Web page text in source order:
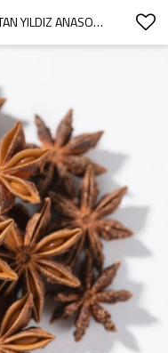
B2B GIDA ENDÜSTRISI İÇIN TOPTAN YILDIZ ANASON | KÜRESEL B2B TICARETI İÇIN TOPLU TEDARIK